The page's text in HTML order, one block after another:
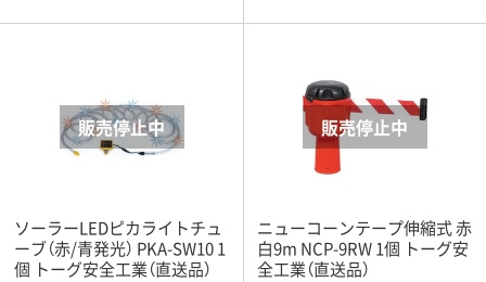
ソーラーLEDピカライトチュ
ーブ（赤/青発光） PKA-SW10 1
個 トーグ安全工業（直送品）
ニューコーンテープ伸縮式 赤
白9m NCP-9RW 1個 トーグ安
全工業（直送品）